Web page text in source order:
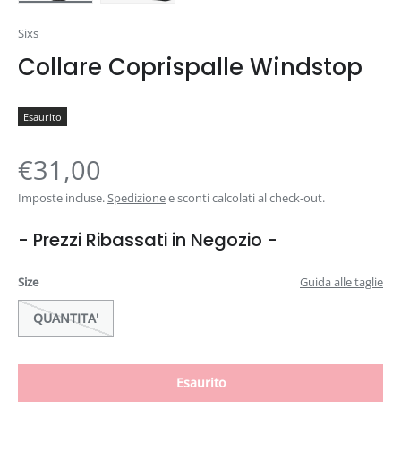
Sixs
Collare Coprispalle Windstop
Esaurito
€31,00
Imposte incluse.Spedizionee sconti calcolati al check-out.
- Prezzi Ribassati in Negozio -
Size Guida alle taglie
QUANTITA'
Esaurito